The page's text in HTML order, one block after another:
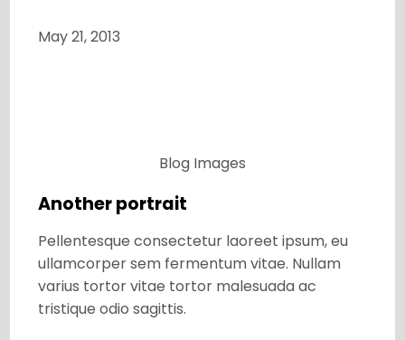
May 21, 2013
Blog Images
Another portrait
Pellentesque consectetur laoreet ipsum, eu
ullamcorper sem fermentum vitae. Nullam
varius tortor vitae tortor malesuada ac
tristique odio sagittis.